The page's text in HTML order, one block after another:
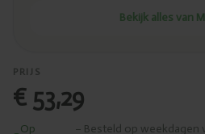
Bekijk alles van
PRIJS
€ 53,29
Op
– Besteld op weekdagen